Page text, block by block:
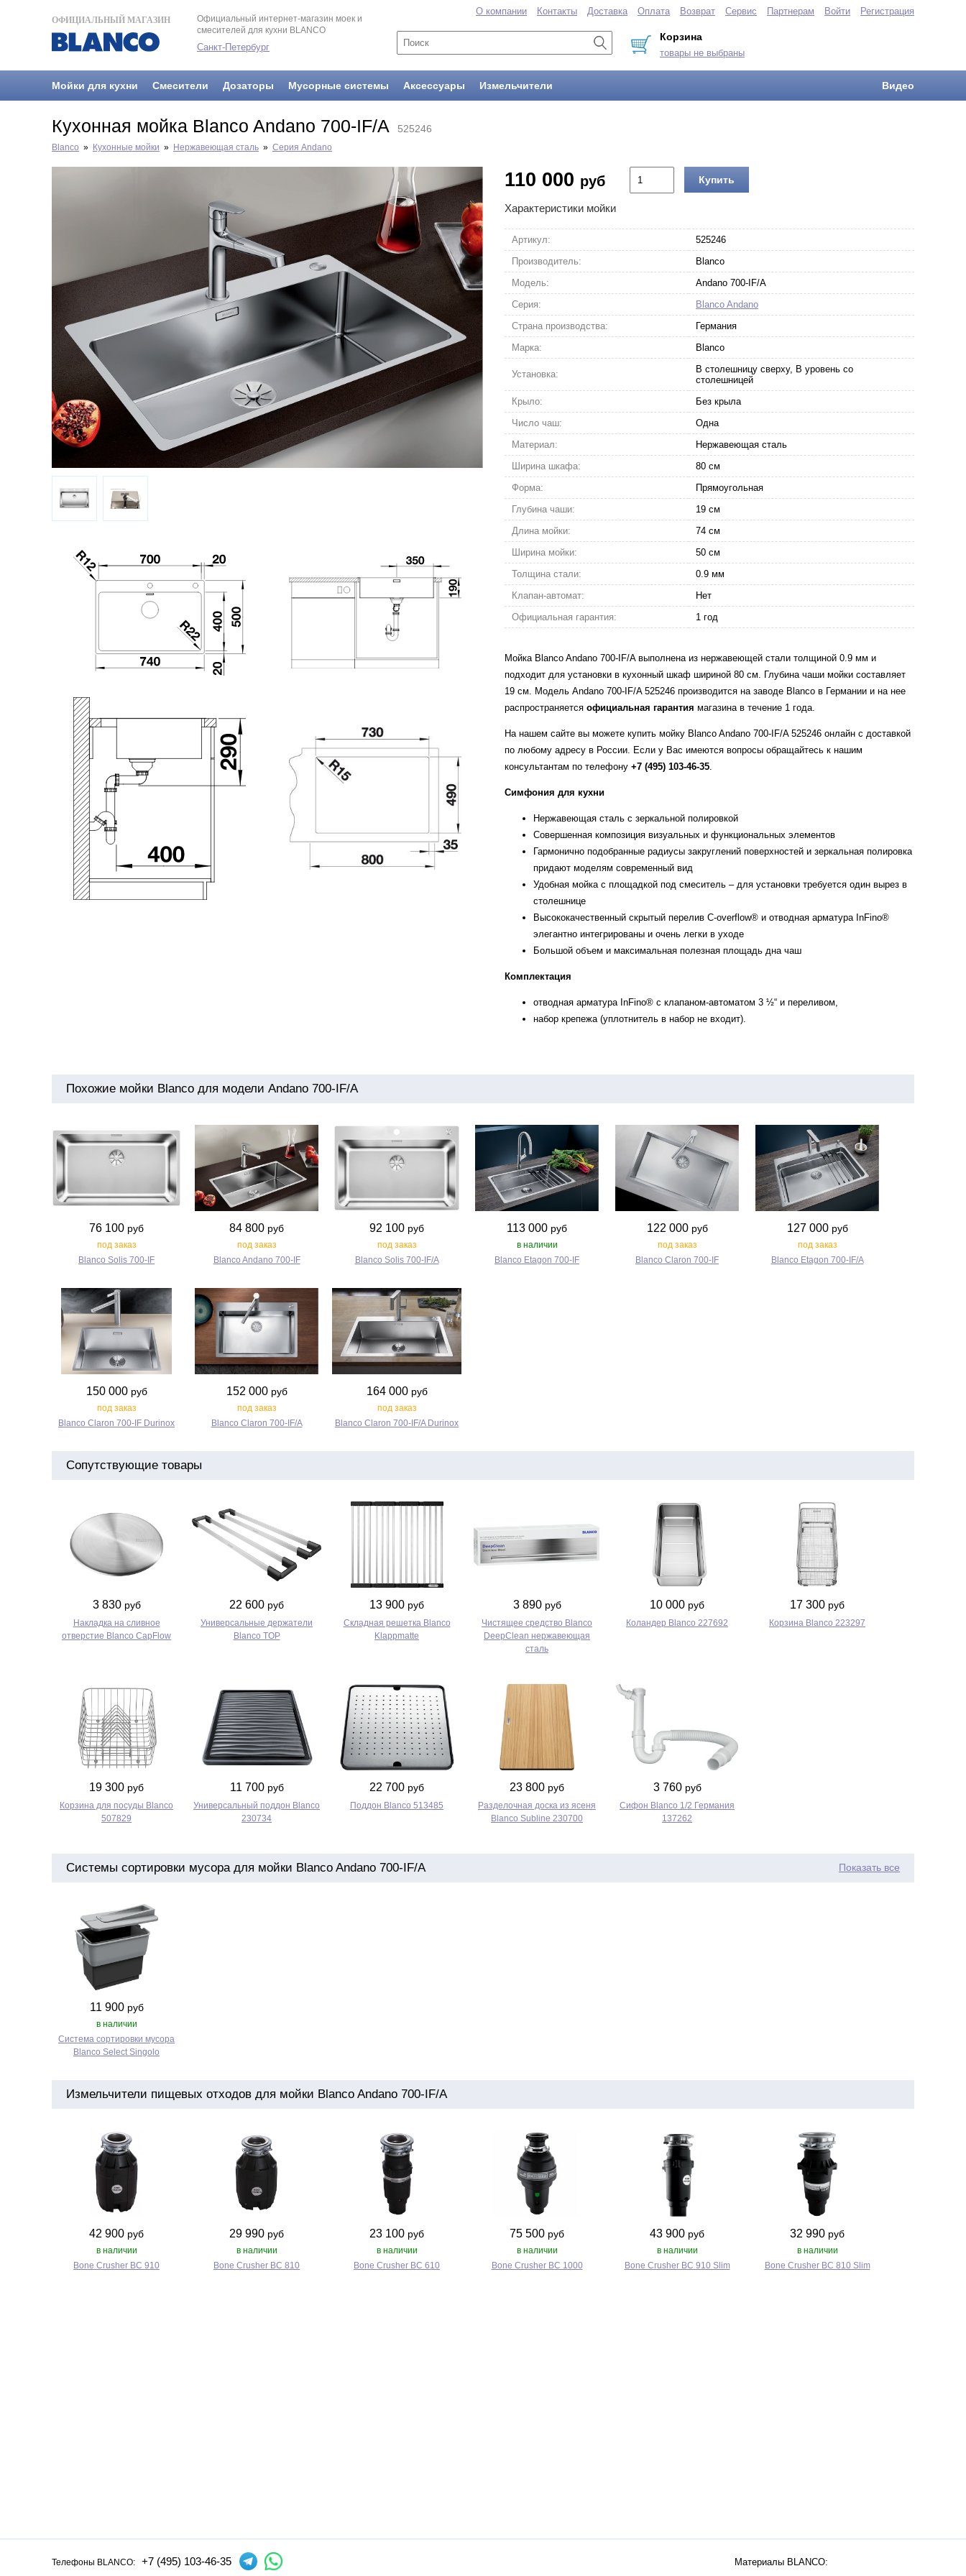
ОФИЦИАЛЬНЫЙ МАГАЗИН
Официальный интернет-магазин моек и
смесителей для кухни BLANCO
Санкт-Петербург
Корзина
товары не выбраны
Мойки для кухни Смесители Дозаторы Мусорные системы Аксессуары Измельчители Видео
О компании Контакты Доставка Оплата Возврат Сервис Партнерам Войти Регистрация
Кухонная мойка Blanco Andano 700-IF/A 525246
Blanco » Кухонные мойки » Нержавеющая сталь » Серия Andano
110 000 руб Купить
Характеристики мойки
Артикул:
525246
Производитель:
Blanco
Модель:
Andano 700-IF/A
Серия:
Blanco Andano
Страна производства:
Германия
Марка:
Blanco
Установка:
В столешницу сверху, В уровень со
столешницей
Крыло:
Без крыла
Число чаш:
Одна
Материал:
Нержавеющая сталь
Ширина шкафа:
80 см
Форма:
Прямоугольная
Глубина чаши:
19 см
Длина мойки:
74 см
Ширина мойки:
50 см
Толщина стали:
0.9 мм
Клапан-автомат:
Нет
Официальная гарантия:
1 год
Мойка Blanco Andano 700-IF/A выполнена из нержавеющей стали толщиной 0.9 мм и
подходит для установки в кухонный шкаф шириной 80 см. Глубина чаши мойки составляет
19 см. Модель Andano 700-IF/A 525246 производится на заводе Blanco в Германии и на нее
распространяется официальная гарантия магазина в течение 1 года.
На нашем сайте вы можете купить мойку Blanco Andano 700-IF/A 525246 онлайн с доставкой
по любому адресу в России. Если у Вас имеются вопросы обращайтесь к нашим
консультантам по телефону +7 (495) 103-46-35.
Симфония для кухни
Нержавеющая сталь с зеркальной полировкой
Совершенная композиция визуальных и функциональных элементов
Гармонично подобранные радиусы закруглений поверхностей и зеркальная полировка
придают моделям современный вид
Удобная мойка с площадкой под смеситель – для установки требуется один вырез в
столешнице
Высококачественный скрытый перелив C-overflow® и отводная арматура InFino®
элегантно интегрированы и очень легки в уходе
Большой объем и максимальная полезная площадь дна чаш
Комплектация
отводная арматура InFino® с клапаном-автоматом 3 ½“ и переливом,
набор крепежа (уплотнитель в набор не входит).
Похожие мойки Blanco для модели Andano 700-IF/A
76 100 руб
под заказ
Blanco Solis 700‑IF
84 800 руб
под заказ
Blanco Andano 700‑IF
92 100 руб
под заказ
Blanco Solis 700‑IF/A
113 000 руб
в наличии
Blanco Etagon 700‑IF
122 000 руб
под заказ
Blanco Claron 700‑IF
127 000 руб
под заказ
Blanco Etagon 700‑IF/A
150 000 руб
под заказ
Blanco Claron 700‑IF Durinox
152 000 руб
под заказ
Blanco Claron 700‑IF/A
164 000 руб
под заказ
Blanco Claron 700‑IF/A Durinox
Сопутствующие товары
3 830 руб
Накладка на сливное
отверстие Blanco CapFlow
22 600 руб
Универсальные держатели
Blanco TOP
13 900 руб
Складная решетка Blanco
Klappmatte
3 890 руб
Чистящее средство Blanco
DeepClean нержавеющая
сталь
10 000 руб
Коландер Blanco 227692
17 300 руб
Корзина Blanco 223297
19 300 руб
Корзина для посуды Blanco
507829
11 700 руб
Универсальный поддон Blanco
230734
22 700 руб
Поддон Blanco 513485
23 800 руб
Разделочная доска из ясеня
Blanco Subline 230700
3 760 руб
Сифон Blanco 1/2 Германия
137262
Системы сортировки мусора для мойки Blanco Andano 700-IF/A Показать все
11 900 руб
в наличии
Система сортировки мусора
Blanco Select Singolo
Измельчители пищевых отходов для мойки Blanco Andano 700-IF/A
42 900 руб
в наличии
Bone Crusher BC 910
29 990 руб
в наличии
Bone Crusher BC 810
23 100 руб
в наличии
Bone Crusher BC 610
75 500 руб
в наличии
Bone Crusher BC 1000
43 900 руб
в наличии
Bone Crusher BC 910 Slim
32 990 руб
в наличии
Bone Crusher BC 810 Slim
Телефоны BLANCO: +7 (495) 103-46-35 Материалы BLANCO: